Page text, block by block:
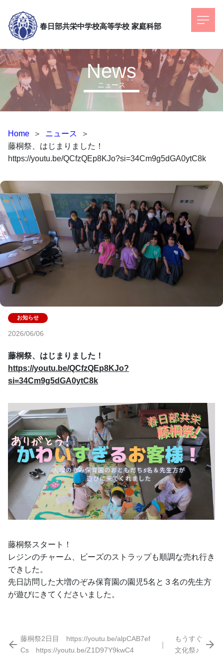
春日部共栄中学校高等学校 家庭科部
ニュース
News
Home ＞ ニュース
＞
藤桐祭、はじまりました！
https://youtu.be/QCfzQEp8KJo?si=34Cm9g5dGA0ytC8k
2026/06/06
藤桐祭、はじまりました！
https://youtu.be/QCfzQEp8KJo?
si=34Cm9g5dGA0ytC8k
藤桐祭スタート！
レジンのチャーム、ビーズのストラップも順調な売れ行き
できした。
先日訪問した大増のぞみ保育園の園児5名と３名の先生方
が遊びにきてくださいました。
藤桐祭2日目 https://youtu.be/alpCAB7ef
Cs https://youtu.be/Z1D97Y9kwC4
｜
もうすぐ
文化祭♪